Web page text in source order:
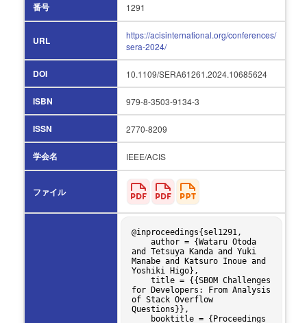
番号 1291
URL
https://acisinternational.org/conferences/
sera-2024/
DOI 10.1109/SERA61261.2024.10685624
ISBN 979-8-3503-9134-3
ISSN 2770-8209
学会名 IEEE/ACIS
ファイル
@inproceedings{sel1291,
and Tetsuya Kanda and Yuki
Manabe and Katsuro Inoue and
Yoshiki Higo},
for Developers: From Analysis
of Stack Overflow
Questions}},